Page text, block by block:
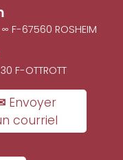
67560 ROSHEIM
F-OTTROTT
Envoyer
courriel